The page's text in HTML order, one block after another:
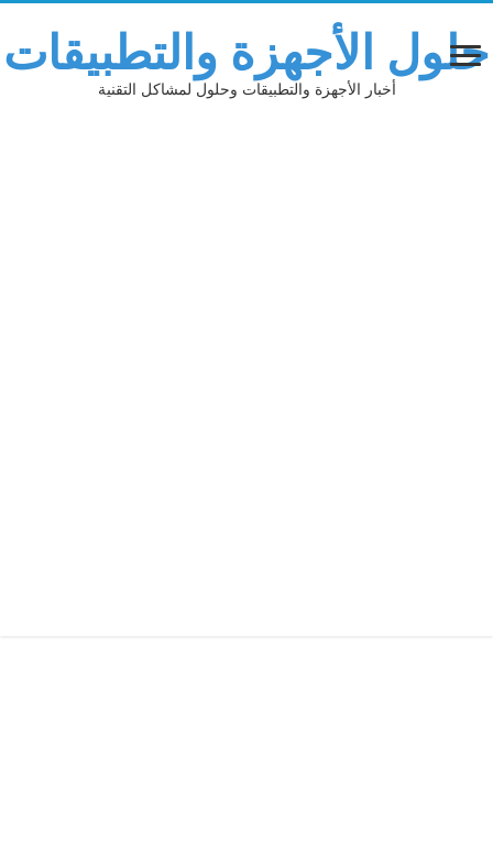
حلول الأجهزة والتطبيقات
أخبار الأجهزة والتطبيقات وحلول لمشاكل التقنية